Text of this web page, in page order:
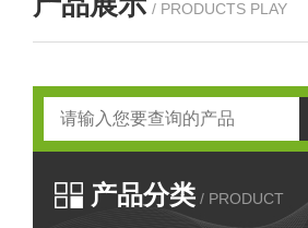
/ PRODUCTS PLAY
产品分类 / PRODUCT